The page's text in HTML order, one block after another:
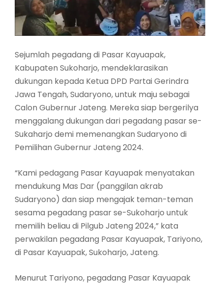
Sejumlah pegadang di Pasar Kayuapak,
Kabupaten Sukoharjo, mendeklarasikan
dukungan kepada Ketua DPD Partai Gerindra
Jawa Tengah, Sudaryono, untuk maju sebagai
Calon Gubernur Jateng. Mereka siap bergerilya
menggalang dukungan dari pegadang pasar se-
Sukaharjo demi memenangkan Sudaryono di
Pemilihan Gubernur Jateng 2024.
“Kami pedagang Pasar Kayuapak menyatakan
mendukung Mas Dar (panggilan akrab
Sudaryono) dan siap mengajak teman-teman
sesama pegadang pasar se-Sukoharjo untuk
memilih beliau di Pilgub Jateng 2024,” kata
perwakilan pegadang Pasar Kayuapak, Tariyono,
di Pasar Kayuapak, Sukoharjo, Jateng.
Menurut Tariyono, pegadang Pasar Kayuapak